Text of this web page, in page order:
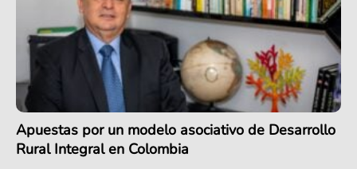
Apuestas por un modelo asociativo de Desarrollo
Rural Integral en Colombia